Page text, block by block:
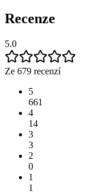
Recenze
5.0
Ze 679 recenzí
5
661
4
14
3
3
2
0
1
1